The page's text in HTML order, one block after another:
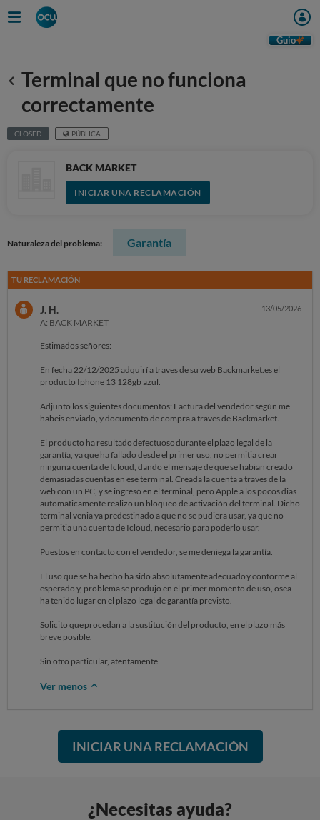
Guio
Anterior
Terminal que no funciona
correctamente
CLOSED PÚBLICA
BACK MARKET
INICIAR UNA RECLAMACIÓN
Naturaleza del problema: Garantía
TU RECLAMACIÓN
J. H.
A: BACK MARKET
13/05/2026
Estimados señores:
En fecha 22/12/2025 adquirí a traves de su web Backmarket.es el
producto Iphone 13 128gb azul.
Adjunto los siguientes documentos: Factura del vendedor según me
habeis enviado, y documento de compra a traves de Backmarket.
El producto ha resultado defectuoso durante el plazo legal de la
garantía, ya que ha fallado desde el primer uso, no permitia crear
ninguna cuenta de Icloud, dando el mensaje de que se habian creado
demasiadas cuentas en ese terminal. Creada la cuenta a traves de la
web con un PC, y se ingresó en el terminal, pero Apple a los pocos dias
automaticamente realizo un bloqueo de activación del terminal. Dicho
terminal venia ya predestinado a que no se pudiera usar, ya que no
permitia una cuenta de Icloud, necesario para poderlo usar.
Puestos en contacto con el vendedor, se me deniega la garantía.
El uso que se ha hecho ha sido absolutamente adecuado y conforme al
esperado y, problema se produjo en el primer momento de uso, osea
ha tenido lugar en el plazo legal de garantía previsto.
Solicito que procedan a la sustitución del producto, en el plazo más
breve posible.
Sin otro particular, atentamente.
Ver menos
INICIAR UNA RECLAMACIÓN
¿Necesitas ayuda?